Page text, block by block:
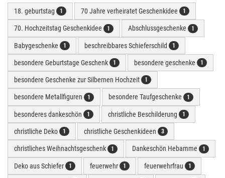
18. geburtstag 1 70 Jahre verheiratet Geschenkidee 1
70. Hochzeitstag Geschenkidee 1 Abschlussgeschenke 1
Babygeschenke 1 beschreibbares Schieferschild 1
besondere Geburtstage Geschenk 1 besondere geschenke 1
besondere Geschenke zur Silbernen Hochzeit 1
besondere Metallfiguren 1 besondere Taufgeschenke 1
besonderes dankeschön 1 christliche Beschilderung 1
christliche Deko 1 christliche Geschenkideen 3
christliches Weihnachtsgeschenk 1 Dankeschön Hebamme 1
Deko aus Schiefer 1 feuerwehr 1 feuerwehrfrau 1